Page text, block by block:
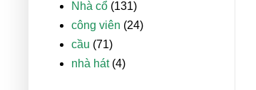
Nhà cổ (131)
công viên (24)
cầu (71)
nhà hát (4)